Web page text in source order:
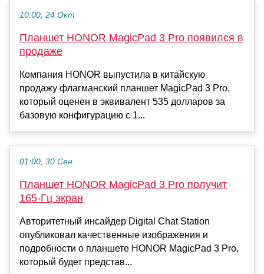
10:00, 24 Окт
Планшет HONOR MagicPad 3 Pro появился в
продаже
Компания HONOR выпустила в китайскую
продажу флагманский планшет MagicPad 3 Pro,
который оценен в эквивалент 535 долларов за
базовую конфигурацию с 1...
01:00, 30 Сен
Планшет HONOR MagicPad 3 Pro получит
165-Гц экран
Авторитетный инсайдер Digital Chat Station
опубликовал качественные изображения и
подробности о планшете HONOR MagicPad 3 Pro,
который будет представ...